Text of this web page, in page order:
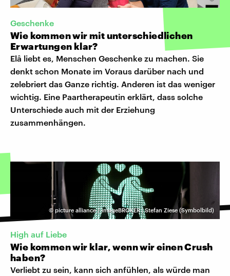
Geschenke
Wie kommen wir mit unterschiedlichen
Erwartungen klar?
Elâ liebt es, Menschen Geschenke zu machen. Sie
denkt schon Monate im Voraus darüber nach und
zelebriert das Ganze richtig. Anderen ist das weniger
wichtig. Eine Paartherapeutin erklärt, dass solche
Unterschiede auch mit der Erziehung
zusammenhängen.
© picture alliance / imageBROKER | Stefan Ziese (Symbolbild)
High auf Liebe
Wie kommen wir klar, wenn wir einen Crush
haben?
Verliebt zu sein, kann sich anfühlen, als würde man